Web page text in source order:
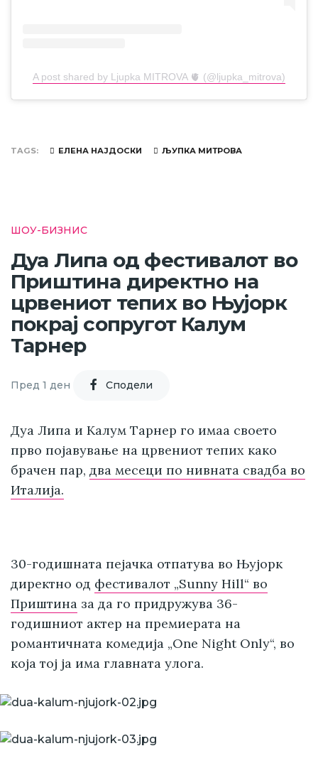
A post shared by Ljupka MITROVA 🫀 (@ljupka_mitrova)
TAGS ЕЛЕНА НАЈДОСКИ ЉУПКА МИТРОВА
ШОУ-БИЗНИС
Дуа Липа од фестивалот во
Приштина директно на
црвениот тепих во Њујорк
покрај сопругот Калум
Тарнер
Пред 1 ден Cподели
Дуа Липа и Калум Тарнер го имаа своето
прво појавување на црвениот тепих како
брачен пар, два месеци по нивната свадба во
Италија.
30-годишната пејачка отпатува во Њујорк
директно од фестивалот „Sunny Hill“ во
Приштина за да го придружува 36-
годишниот актер на премиерата на
романтичната комедија „One Night Only“, во
која тој ја има главната улога.